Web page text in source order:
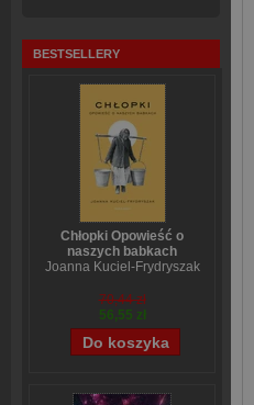
BESTSELLERY
Chłopki Opowieść o
naszych babkach
Joanna Kuciel-Frydryszak
70,44 zł
56,55 zł